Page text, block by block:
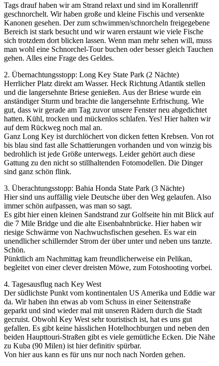
Tags drauf haben wir am Strand relaxt und sind im Korallenriff
geschnorchelt. Wir haben große und kleine Fischis und versenkte
Kanonen gesehen. Der zum schwimmen/schnorcheln freigegebene
Bereich ist stark besucht und wir waren erstaunt wie viele Fische
sich trotzdem dort blicken lassen. Wenn man mehr sehen will, muss
man wohl eine Schnorchel-Tour buchen oder besser gleich Tauchen
gehen. Alles eine Frage des Geldes.
2. Übernachtungsstopp: Long Key State Park (2 Nächte)
Herrlicher Platz direkt am Wasser. Heck Richtung Atlantik stellen
und die langersehnte Briese genießen. Aus der Briese wurde ein
anständiger Sturm und brachte die langersehnte Erfrischung. Wie
gut, dass wir gerade am Tag zuvor unsere Fenster neu abgedichtet
hatten. Kühl, trocken und mückenlos schlafen. Yes! Hier halten wir
auf dem Rückweg noch mal an.
Ganz Long Key ist durchlöchert von dicken fetten Krebsen. Von rot
bis blau sind fast alle Schattierungen vorhanden und von winzig bis
bedrohlich ist jede Größe unterwegs. Leider gehört auch diese
Gattung zu den nicht so stillhaltenden Fotomodellen. Die Dinger
sind ganz schön flink.
3. Überachtungsstopp: Bahia Honda State Park (3 Nächte)
Hier sind uns auffällig viele Deutsche über den Weg gelaufen. Also
immer schön aufpassen, was man so sagt.
Es gibt hier einen kleinen Sandstrand zur Golfseite hin mit Blick auf
die 7 Mile Bridge und die alte Eisenbahnbrücke. Hier haben wir
riesige Schwärme von Nachwuchsfischen gesehen. Es war ein
unendlicher schillernder Strom der über unter und neben uns tanzte.
Schön.
Pünktlich am Nachmittag kam freundlicherweise ein Pelikan,
begleitet von einer clever dreisten Möwe, zum Fotoshooting vorbei.
4. Tagesausflug nach Key West
Der südlichste Punkt vom kontinentalen US Amerika und Eddie war
da. Wir haben ihn etwas ab vom Schuss in einer Seitenstraße
geparkt und sind wieder mal mit unseren Rädern durch die Stadt
gecruist. Obwohl Key West sehr touristisch ist, hat es uns gut
gefallen. Es gibt keine hässlichen Hotelhochburgen und neben den
beiden Haupttouri-Straßen gibt es viele gemütliche Ecken. Die Nähe
zu Kuba (90 Milen) ist hier definitiv spürbar.
Von hier aus kann es für uns nur noch nach Norden gehen.